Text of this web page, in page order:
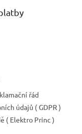
řád
údajů ( GDPR )
( Elektro Princ )